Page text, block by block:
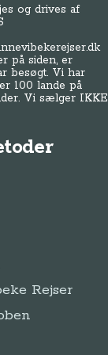
og drives af
på siden, er
besøgt. Vi har
100 lande på
Vi sælger IKKE
Rejser